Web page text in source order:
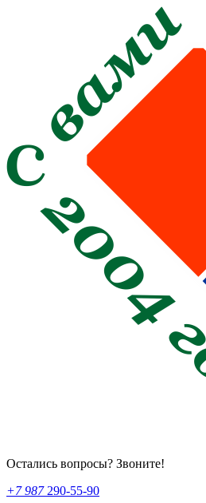
Остались вопросы? Звоните!
+7 987290-55-90